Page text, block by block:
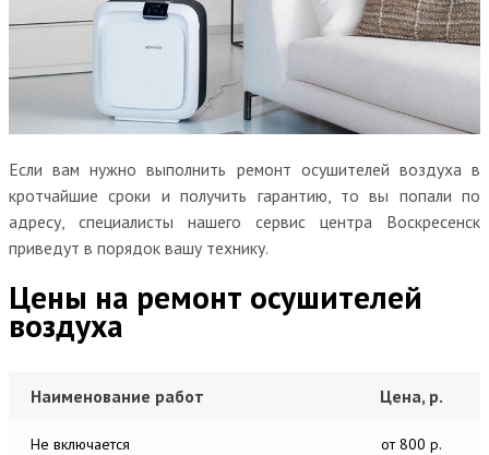
Если вам нужно выполнить ремонт осушителей воздуха в
кротчайшие сроки и получить гарантию, то вы попали по
адресу, специалисты нашего сервис центра Воскресенск
приведут в порядок вашу технику.
Цены на ремонт осушителей
воздуха
Наименование работ Цена, р.
Не включается от 800 р.